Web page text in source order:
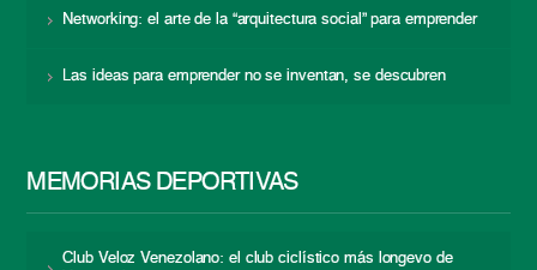
Networking: el arte de la “arquitectura social” para emprender
Las ideas para emprender no se inventan, se descubren
MEMORIAS DEPORTIVAS
Club Veloz Venezolano: el club ciclístico más longevo de